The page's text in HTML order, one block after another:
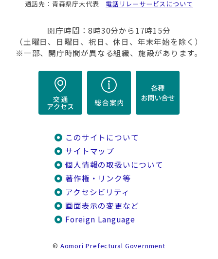
通話先：青森県庁大代表 電話リレーサービスについて
開庁時間：8時30分から17時15分
（土曜日、日曜日、祝日、休日、年末年始を除く）
※一部、開庁時間が異なる組織、施設があります。
このサイトについて
サイトマップ
個人情報の取扱いについて
著作権・リンク等
アクセシビリティ
画面表示の変更など
Foreign Language
© Aomori Prefectural Government